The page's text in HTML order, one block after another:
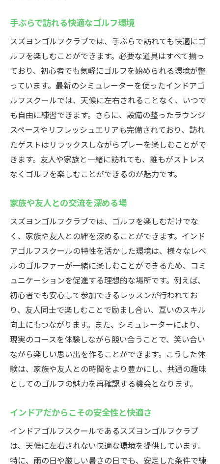
個別レッスンでの成長実感
プロゴルファーとの特別セッション
ゴルフスキルを飛躍的に向上させるスズヨンゴ
ルフクラブのシミュレーター技術
精密なデータ解析によるフィードバック
リアルタイムでのスイング修正
個人に合わせたスピードと強度
仮想コースでの多様なプレイ体験
プロ仕様の機材で本格的に
初心者に優しい操作とガイド
クラブのインドアゴルフスクール
季節や天候に左右されない練習環境
全天候型の快適空間
定期的なレッスンプランでの継続
気軽に立ち寄れるアクセスの良さ
年間を通じたスキルアップのチャンス
ストレスフリーなゴルフ体験
スズヨンゴルフクラブでのインドアゴルフスク
ールの特長と利用方法
初心者にも安心な充実したサポート
施設の利用方法とアクセス
予約システムでのスムーズな利用
最適なプランの選び方
リピーターが増える理由
スズヨンゴルフクラブで手軽に始めるインドア
手ぶらで訪れる快適なゴルフ環境
スズヨンゴルフクラブでは、手ぶらで訪れても快適にゴ
ルフを楽しむことができます。必要な道具はすべて揃っ
ており、初心者でも気軽にゴルフを始められる環境が整
っています。最新のシミュレーターを使ったインドアゴ
ルフスクールでは、天候に左右されることなく、いつで
も自由に練習できます。さらに、設備の整ったラウンジ
スペースやリフレッシュエリアも完備されており、訪れ
たゲストはリラックスしながらプレーを楽しむことがで
きます。友人や家族と一緒に訪れても、誰もがストレス
なくゴルフを楽しむことができるのが魅力です。
家族や友人との交流を深める場
スズヨンゴルフクラブでは、ゴルフを楽しむだけでな
く、家族や友人との絆を深めることができます。インド
アゴルフスクールの特性を活かした環境は、様々なレベ
ルのゴルファーが一緒に楽しむことができるため、コミ
ュニケーションを促進する理想的な場所です。例えば、
初心者でも安心して参加できるレッスンが行われてお
り、友人同士で楽しむことで励まし合い、互いのスキル
向上にもつながります。また、シミュレーターにより、
現実のコースを体験しながら競い合うことで、笑い合い
ながら楽しい思い出を作ることができます。こうした体
験は、家族や友人との時間をより豊かにし、共通の趣味
としてのゴルフの魅力を再確認する機会となります。
インドアだからこその安全性と快適さ
インドアゴルフスクールであるスズヨンゴルフクラブ
は、天候に左右されない快適な環境を提供しています。
特に、雨の日や厳しい暑さの日でも、安定した条件で練